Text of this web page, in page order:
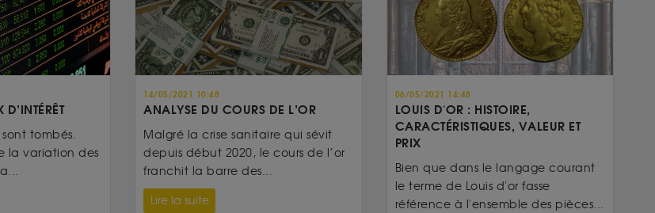
sont tombés.
la variation des
14/05/2021 10:48
ANALYSE DU COURS DE L’OR
Malgré la crise sanitaire qui sévit
depuis début 2020, le cours de l’or
franchit la barre des...
Lire la suite
06/05/2021 14:48
LOUIS D'OR : HISTOIRE,
CARACTÉRISTIQUES, VALEUR ET
PRIX
Bien que dans le langage courant
le terme de Louis d'or fasse
référence à l'ensemble des pièces...